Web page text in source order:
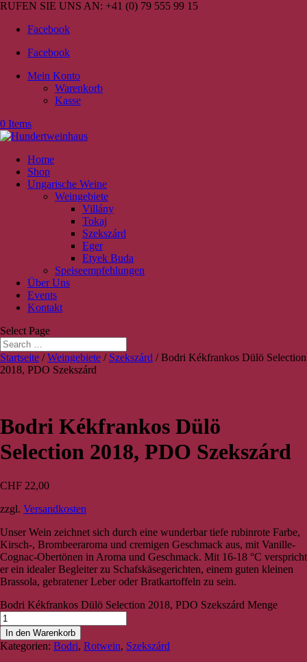
RUFEN SIE UNS AN: +41 (0) 79 555 99 15
Facebook
Facebook
Mein Konto
Warenkorb
Kasse
0 Items
Home
Shop
Ungarische Weine
Weingebiete
Villány
Tokaj
Szekszárd
Eger
Etyek Buda
Speiseempfehlungen
Über Uns
Events
Kontakt
Select Page
Startseite /Weingebiete / Szekszárd / Bodri Kékfrankos Dülö Selection
2018, PDO Szekszárd
Bodri Kékfrankos Dülö
Selection 2018, PDO Szekszárd
CHF 22,00
zzgl. Versandkosten
Unser Wein zeichnet sich durch eine wunderbar tiefe rubinrote Farbe,
Kirsch-, Brombeeraroma und cremigen Geschmack aus, mit Vanille-
Cognac-Obertönen in Aroma und Geschmack. Mit 16-18 °C verspricht
er ein idealer Begleiter zu Schafskäsegerichten, einem guten kleinen
Brassola, gebratener Leber oder Bratkartoffeln zu sein.
Bodri Kékfrankos Dülö Selection 2018, PDO Szekszárd Menge
In den Warenkorb
Kategorien: Bodri, Rotwein, Szekszárd